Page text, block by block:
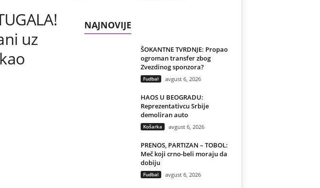
uz
NAJNOVIJE
ŠOKANTNE TVRDNJE: Propao
ogroman transfer zbog
Zvezdinog sponzora?
Fudbal avgust 6, 2026
HAOS U BEOGRADU:
Reprezentativcu Srbije
demoliran auto
Košarka avgust 6, 2026
PRENOS, PARTIZAN – TOBOL:
Meč koji crno-beli moraju da
dobiju
Fudbal avgust 6, 2026